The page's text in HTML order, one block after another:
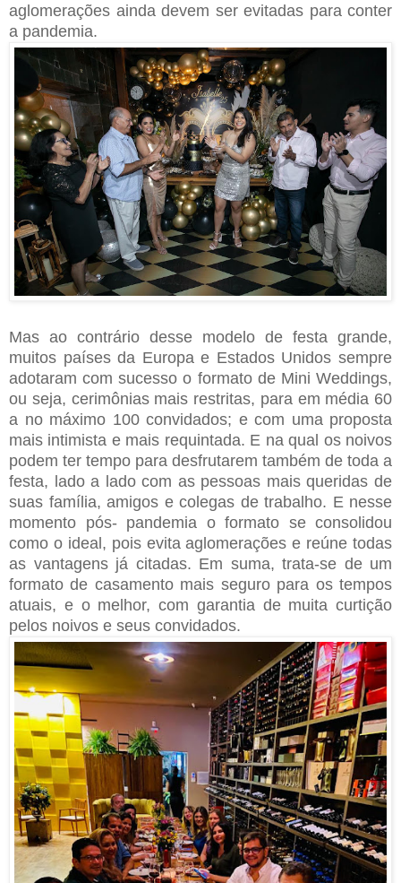
aglomerações ainda devem ser evitadas para conter
a pandemia.
Mas ao contrário desse modelo de festa grande,
muitos países da Europa e Estados Unidos sempre
adotaram com sucesso o formato de Mini Weddings,
ou seja, cerimônias mais restritas, para em média 60
a no máximo 100 convidados; e com uma proposta
mais intimista e mais requintada. E na qual os noivos
podem ter tempo para desfrutarem também de toda a
festa, lado a lado com as pessoas mais queridas de
suas família, amigos e colegas de trabalho. E nesse
momento pós- pandemia o formato se consolidou
como o ideal, pois evita aglomerações e reúne todas
as vantagens já citadas. Em suma, trata-se de um
formato de casamento mais seguro para os tempos
atuais, e o melhor, com garantia de muita curtição
pelos noivos e seus convidados.